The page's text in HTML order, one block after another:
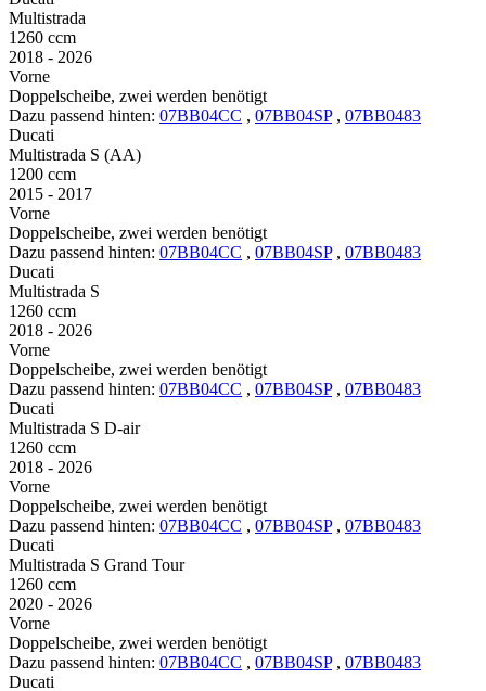
Multistrada
1260 ccm
2018 - 2026
Vorne
Doppelscheibe, zwei werden benötigt
Dazu passend hinten: 07BB04CC , 07BB04SP , 07BB0483
Ducati
Multistrada S (AA)
1200 ccm
2015 - 2017
Vorne
Doppelscheibe, zwei werden benötigt
Dazu passend hinten: 07BB04CC , 07BB04SP , 07BB0483
Ducati
Multistrada S
1260 ccm
2018 - 2026
Vorne
Doppelscheibe, zwei werden benötigt
Dazu passend hinten: 07BB04CC , 07BB04SP , 07BB0483
Ducati
Multistrada S D-air
1260 ccm
2018 - 2026
Vorne
Doppelscheibe, zwei werden benötigt
Dazu passend hinten: 07BB04CC , 07BB04SP , 07BB0483
Ducati
Multistrada S Grand Tour
1260 ccm
2020 - 2026
Vorne
Doppelscheibe, zwei werden benötigt
Dazu passend hinten: 07BB04CC , 07BB04SP , 07BB0483
Ducati